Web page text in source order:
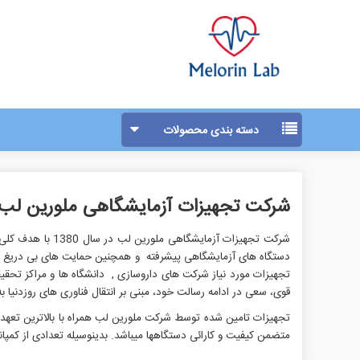
دسته بندی محصولات
انکوباتور ها - گرم خانه ها
آون ها - فور آزمایشگاهی
بن ماری ها - حمام آب
هات پلیت مگنت ها -همزن مغناطیسی
همزن های مغناطیسی - استیرر
همزن های مکانیکی - میکسر مکانیکی
شرکت تجهیزات آزمایشگاهی ملورین
شرکت
دستگاه های آزمایشگاهی پیشرفته و همچنین حمایت های بی دریغ
تجهیزات مورد نیاز شرکت های داروسازی , دانشگاه ها و مراكز
قوی، سعی در ادامه رسالت خود، مبنی بر انتقال فناوری های
تجهیزات تامین شده توسط شرکت ملورین لب همراه با بالاترین
متضمن کیفیت و کارائی دستگاه‏ها می‏باشد. بدینوسیله تعدادی از